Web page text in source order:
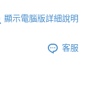
顯示電腦版詳細說明
客服